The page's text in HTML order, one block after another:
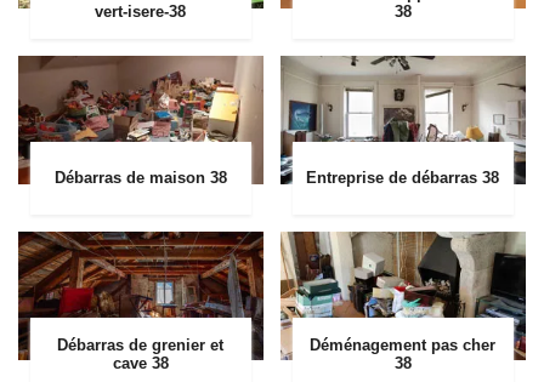
vert-isere-38
38
Débarras de maison 38 Entreprise de débarras 38
Débarras de grenier et
cave 38
Déménagement pas cher
38